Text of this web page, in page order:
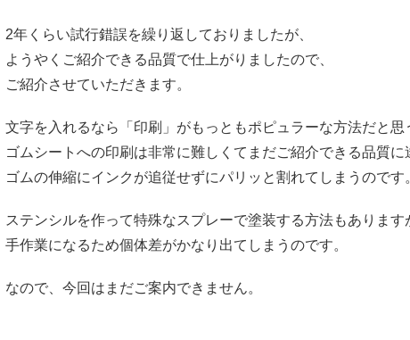
2年くらい試行錯誤を繰り返しておりましたが、
ようやくご紹介できる品質で仕上がりましたので、
ご紹介させていただきます。
文字を入れるなら「印刷」がもっともポピュラーな方法だと思
ゴムシートへの印刷は非常に難しくてまだご紹介できる品質
ゴムの伸縮にインクが追従せずにパリッと割れてしまうのです
ステンシルを作って特殊なスプレーで塗装する方法もあります
手作業になるため個体差がかなり出てしまうのです。
なので、今回はまだご案内できません。